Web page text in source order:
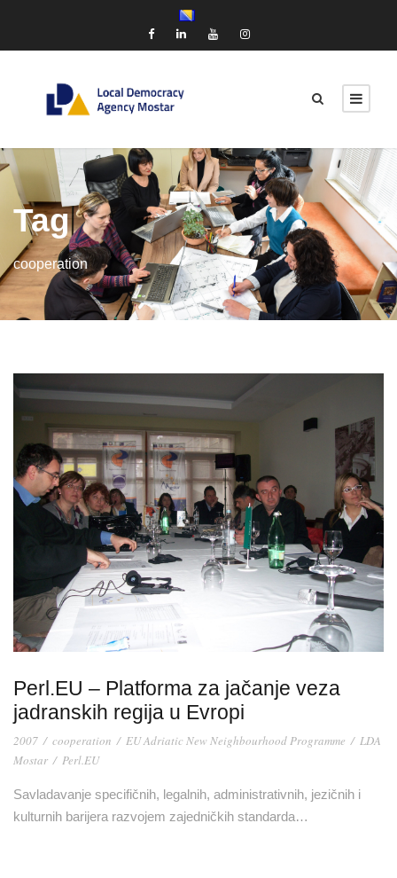
Tag
cooperation
Perl.EU – Platforma za jačanje veza
jadranskih regija u Evropi
2007 / cooperation / EU Adriatic New Neighbourhood Programme / LDA
Mostar / Perl.EU
Savladavanje specifičnih, legalnih, administrativnih, jezičnih i
kulturnih barijera razvojem zajedničkih standarda…